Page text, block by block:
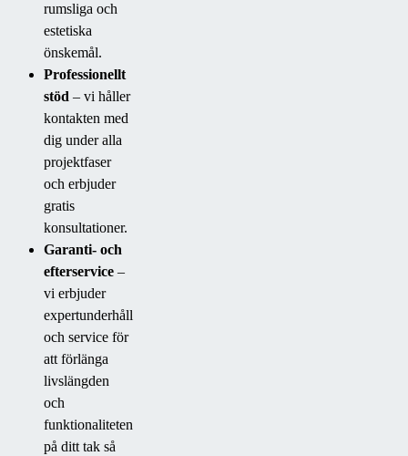
rumsliga och
estetiska
önskemål.
Professionellt
stöd – vi håller
kontakten med
dig under alla
projektfaser
och erbjuder
gratis
konsultationer.
Garanti- och
efterservice –
vi erbjuder
expertunderhåll
och service för
att förlänga
livslängden
och
funktionaliteten
på ditt tak så